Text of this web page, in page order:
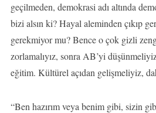
geçilmeden, demokrasi adı altında
bizi alsın ki? Hayal aleminden çıkıp
gerekmiyor mu? Bence o çok gizli
zorlamalıyız, sonra AB’yi
eğitim. Kültürel açıdan gelişmeliyiz,
“Ben hazırım veya benim gibi, sizin